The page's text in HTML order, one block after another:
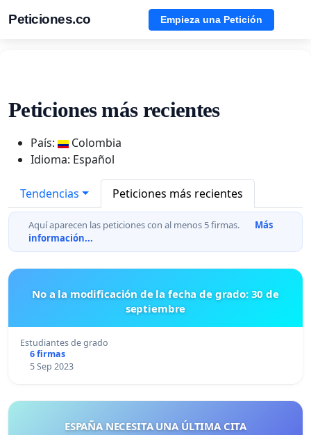
Peticiones.co Empieza una Petición
Peticiones más recientes
País:
Colombia
Idioma: Español
Tendencias Peticiones más recientes
Aquí aparecen las peticiones con al menos 5 firmas.
Más
información...
No a la modificación de la fecha de grado: 30 de
septiembre
Estudiantes de grado
6 firmas
5 Sep 2023
ESPAÑA NECESITA UNA ÚLTIMA CITA